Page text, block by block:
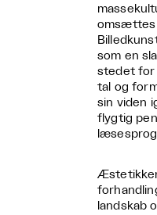
omsættes
som en
stedet for
tal og
sin viden
flygtig
landskab